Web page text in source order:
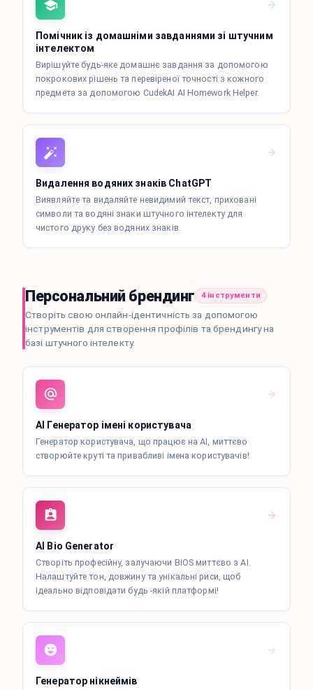
Помічник із домашніми завданнями зі штучним
інтелектом
Вирішуйте будь-яке домашнє завдання за допомогою
покрокових рішень та перевіреної точності з кожного
предмета за допомогою CudekAI AI Homework Helper.
Видалення водяних знаків ChatGPT
Виявляйте та видаляйте невидимий текст, приховані
символи та водяні знаки штучного інтелекту для
чистого друку без водяних знаків.
Персональний брендинг 4 інструменти
Створіть свою онлайн-ідентичність за допомогою
інструментів для створення профілів та брендингу на
базі штучного інтелекту.
AI Генератор імені користувача
Генератор користувача, що працює на AI, миттєво
створюйте круті та привабливі імена користувачів!
AI Bio Generator
Створіть професійну, залучаючи BIOS миттєво з AI.
Налаштуйте тон, довжину та унікальні риси, щоб
ідеально відповідати будь -якій платформі!
Генератор нікнеймів